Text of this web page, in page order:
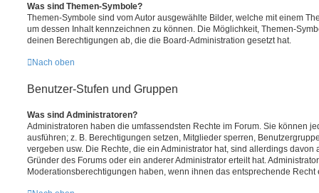
Was sind Themen-Symbole?
Themen-Symbole sind vom Autor ausgewählte Bilder, welche mit einem
um dessen Inhalt kennzeichnen zu können. Die Möglichkeit, Themen-
deinen Berechtigungen ab, die die Board-Administration gesetzt hat.
Nach oben
Benutzer-Stufen und Gruppen
Was sind Administratoren?
Administratoren haben die umfassendsten Rechte im Forum. Sie können
ausführen; z. B. Berechtigungen setzen, Mitglieder sperren,
vergeben usw. Die Rechte, die ein Administrator hat, sind allerdings
Gründer des Forums oder ein anderer Administrator erteilt hat.
Moderationsberechtigungen haben, wenn ihnen das entsprechende Recht